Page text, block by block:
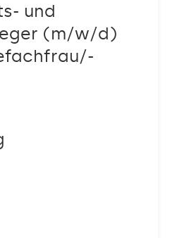
und
(m/w/d)